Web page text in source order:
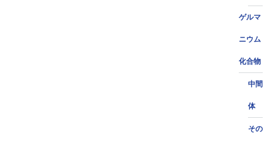
ゲルマ
ニウム
化合物
中間
体
その